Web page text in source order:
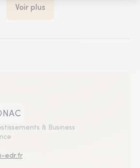
Voir plus
& Business
edr.fr